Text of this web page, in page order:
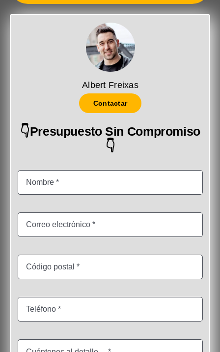
Albert Freixas
Contactar
👇Presupuesto Sin Compromiso
👇